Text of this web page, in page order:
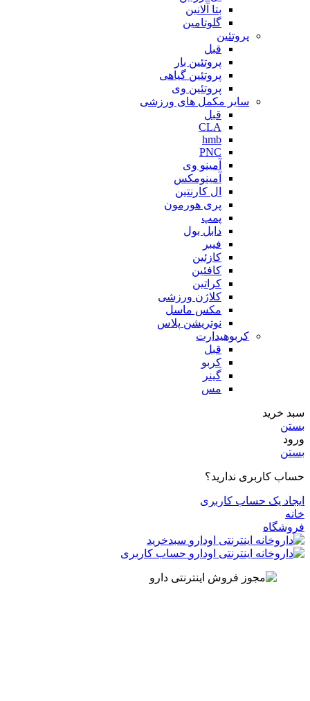
بتا آلانین
گلوتامین
پروتئین
قبل
پروتئین بار
پروتئین گیاهی
پروتئین وی
سایر مکمل های ورزشی
قبل
CLA
hmb
PNC
آمینو وی
آمینومکس
ال کارنتین
پری هورمون
پمپ
دابل بول
فیبر
کازئین
کافئین
کراتین
کلاژن ورزشی
مکس ماسل
نوتریشن پلاس
کربوهیدارت
قبل
کربو
گینر
مس
سبد خرید
بستن
ورود
بستن
حساب کاربری ندارید؟
ایجاد یک حساب کاربری
خانه
فروشگاه
سبدخرید
حساب کاربری